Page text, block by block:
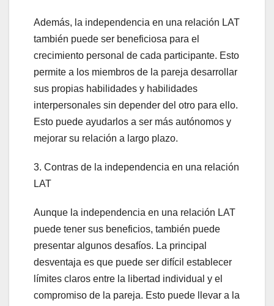
Además, la independencia en una relación LAT
también puede ser beneficiosa para el
crecimiento personal de cada participante. Esto
permite a los miembros de la pareja desarrollar
sus propias habilidades y habilidades
interpersonales sin depender del otro para ello.
Esto puede ayudarlos a ser más autónomos y
mejorar su relación a largo plazo.
3. Contras de la independencia en una relación
LAT
Aunque la independencia en una relación LAT
puede tener sus beneficios, también puede
presentar algunos desafíos. La principal
desventaja es que puede ser difícil establecer
límites claros entre la libertad individual y el
compromiso de la pareja. Esto puede llevar a la